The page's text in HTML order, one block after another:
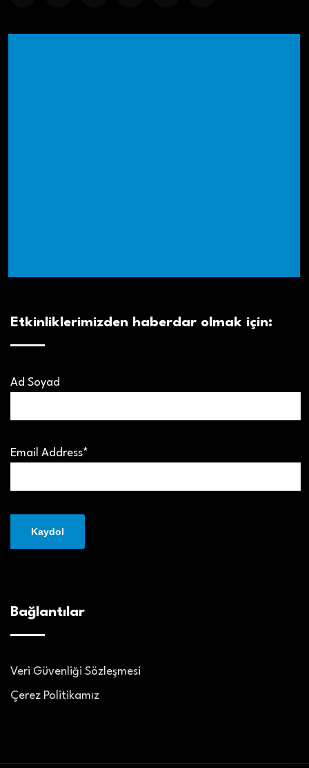
Etkinliklerimizden haberdar olmak için:
Ad Soyad
Email Address*
Bağlantılar
Veri Güvenliği Sözleşmesi
Çerez Politikamız